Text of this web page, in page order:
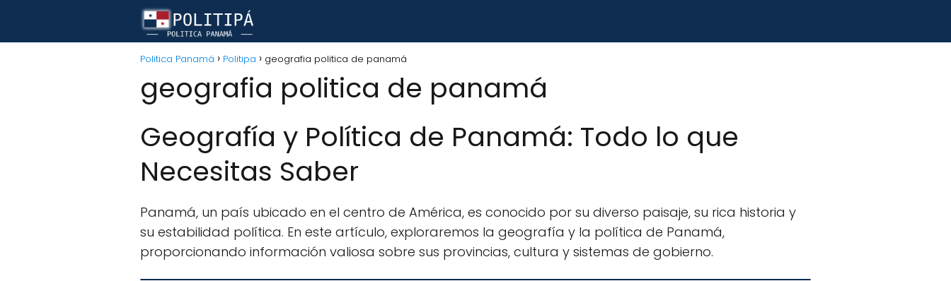
Politica Panamá Politipa geografia politica de panamá
geografia politica de panamá
Geografía y Política de Panamá: Todo lo que
Necesitas Saber
Panamá, un país ubicado en el centro de América, es conocido por su diverso paisaje, su rica historia y
su estabilidad política. En este artículo, exploraremos la geografía y la política de Panamá,
proporcionando información valiosa sobre sus provincias, cultura y sistemas de gobierno.